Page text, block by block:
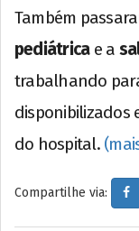
Também
pediátricae a
trabalhando
disponibilizados
do hospital.
Compartilhe via: